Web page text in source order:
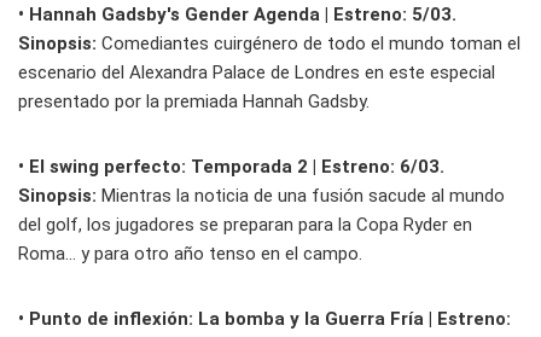
• Hannah Gadsby's Gender Agenda | Estreno: 5/03.
Sinopsis: Comediantes cuirgénero de todo el mundo toman el
escenario del Alexandra Palace de Londres en este especial
presentado por la premiada Hannah Gadsby.
• El swing perfecto: Temporada 2 | Estreno: 6/03.
Sinopsis: Mientras la noticia de una fusión sacude al mundo
del golf, los jugadores se preparan para la Copa Ryder en
Roma... y para otro año tenso en el campo.
• Punto de inflexión: La bomba y la Guerra Fría | Estreno: